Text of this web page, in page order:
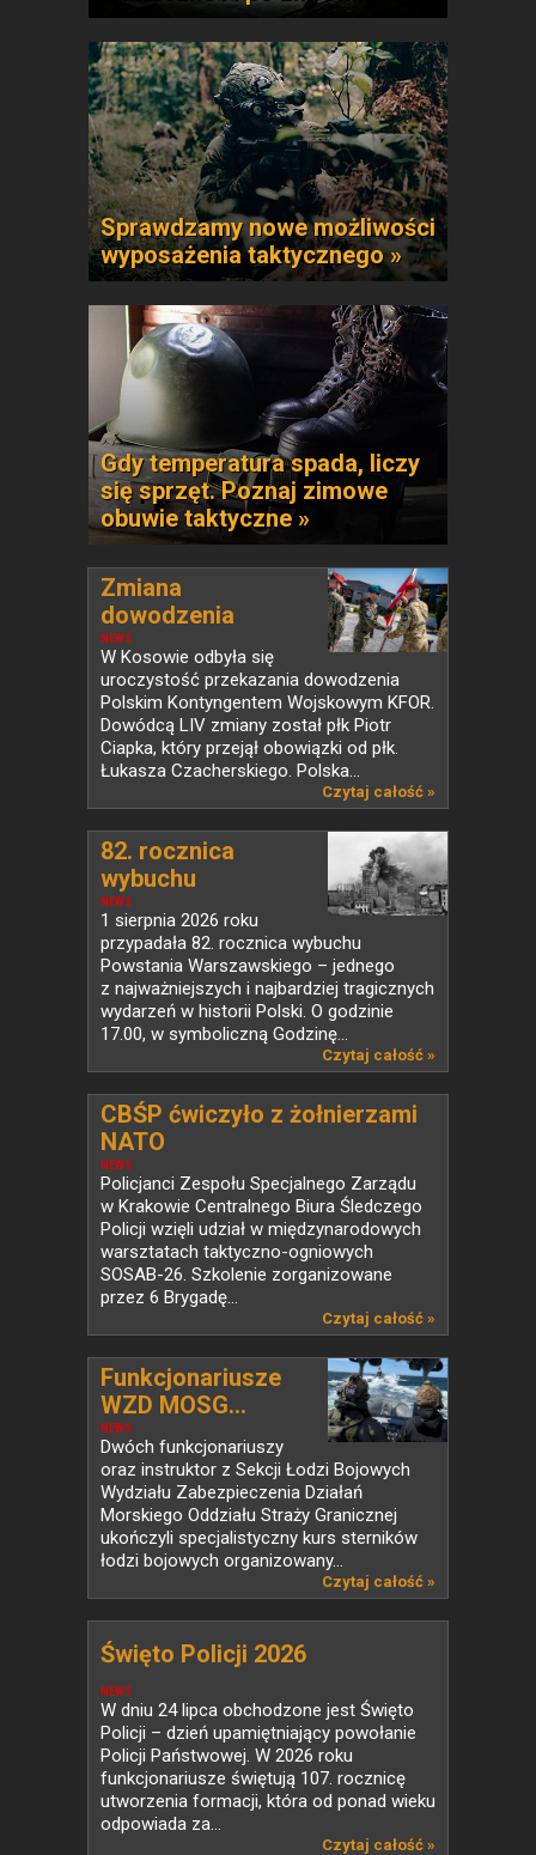
Sprawdzamy nowe możliwości
wyposażenia taktycznego »
Gdy temperatura spada, liczy
się sprzęt. Poznaj zimowe
obuwie taktyczne »
NEWS
Zmiana
dowodzenia
Polskim...
W Kosowie odbyła się
uroczystość przekazania dowodzenia
Polskim Kontyngentem Wojskowym KFOR.
Dowódcą LIV zmiany został płk Piotr
Ciapka, który przejął obowiązki od płk.
Łukasza Czacherskiego. Polska...
Czytaj całość »
NEWS
82. rocznica
wybuchu
Powstania...
1 sierpnia 2026 roku
przypadała 82. rocznica wybuchu
Powstania Warszawskiego – jednego
z najważniejszych i najbardziej tragicznych
wydarzeń w historii Polski. O godzinie
17.00, w symboliczną Godzinę...
Czytaj całość »
NEWS
CBŚP ćwiczyło z żołnierzami
NATO
Policjanci Zespołu Specjalnego Zarządu
w Krakowie Centralnego Biura Śledczego
Policji wzięli udział w międzynarodowych
warsztatach taktyczno-ogniowych
SOSAB-26. Szkolenie zorganizowane
przez 6 Brygadę...
Czytaj całość »
NEWS
Funkcjonariusze
WZD MOSG...
Dwóch funkcjonariuszy
oraz instruktor z Sekcji Łodzi Bojowych
Wydziału Zabezpieczenia Działań
Morskiego Oddziału Straży Granicznej
ukończyli specjalistyczny kurs sterników
łodzi bojowych organizowany...
Czytaj całość »
NEWS
Święto Policji 2026
W dniu 24 lipca obchodzone jest Święto
Policji – dzień upamiętniający powołanie
Policji Państwowej. W 2026 roku
funkcjonariusze świętują 107. rocznicę
utworzenia formacji, która od ponad wieku
odpowiada za...
Czytaj całość »